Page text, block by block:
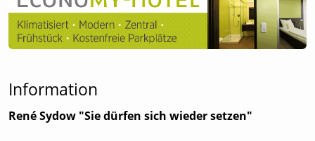
Information
René Sydow "Sie dürfen sich wieder setzen"